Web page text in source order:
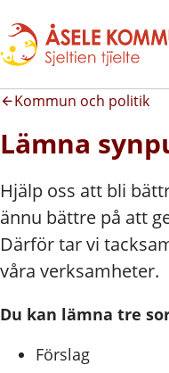
Kommun och politik
Lämna
Hjälp oss att bli
ännu bättre på att
Därför tar vi
våra verksamheter.
Du kan lämna tre
Förslag